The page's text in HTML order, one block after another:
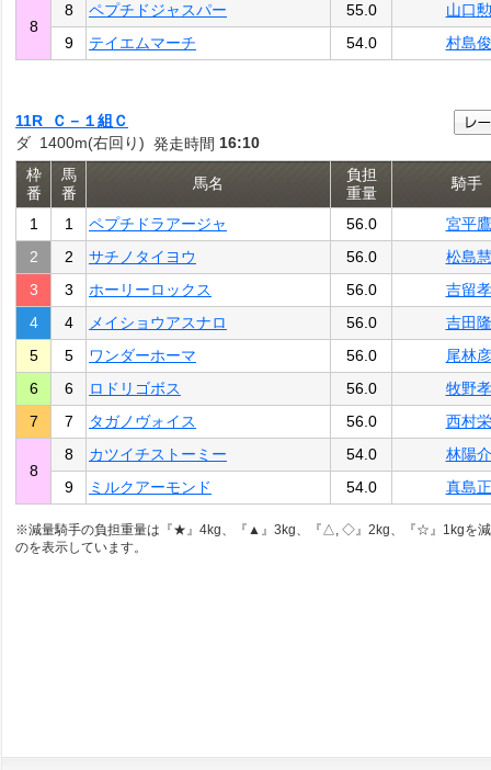
8
8 ペプチドジャスパー 55.0
山口勲
9
テイエムマーチ 54.0 村島俊
11R Ｃ－１組Ｃ
ダ 1400m(右回り) 発走時間 16:10
枠
番
馬
番
馬名
負担
重量
騎手
1 1 ペプチドラアージャ 56.0
宮平鷹
2
2 サチノタイヨウ 56.0
松島慧
3
3 ホーリーロックス 56.0
吉留孝
4
4 メイショウアスナロ 56.0
吉田隆
5
5 ワンダーホーマ 56.0
尾林彦
6
6 ロドリゴボス 56.0
牧野孝
7
7 タガノヴォイス 56.0 西村栄
8
8 カツイチストーミー 54.0
林陽介
9
ミルクアーモンド 54.0 真島正
※減量騎手の負担重量は『★』4kg、『▲』3kg、『△, ◇』2kg、『☆』1kgを
のを表示しています。